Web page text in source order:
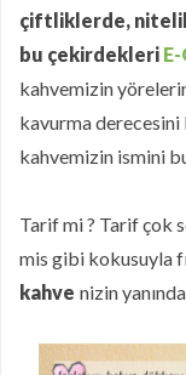
çiftliklerde,
bu çekirdekleri
kahvemizin
kavurma
kahvemizin ismini
Tarif mi ? Tarif çok
mis gibi kokusuyla
kahve nizin